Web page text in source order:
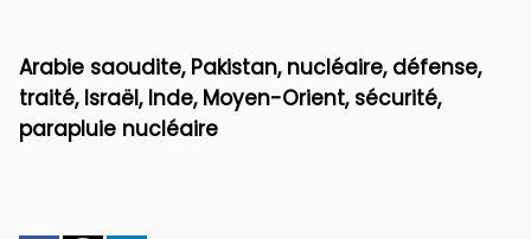
Arabie saoudite, Pakistan, nucléaire, défense,
traité, Israël, Inde, Moyen-Orient, sécurité,
parapluie nucléaire